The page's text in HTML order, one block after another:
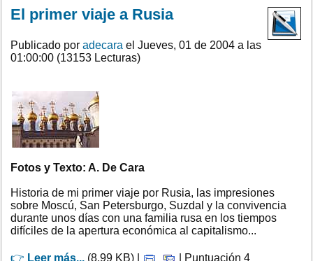
El primer viaje a Rusia
Publicado por adecara el Jueves, 01 de 2004 a las
01:00:00 (13153 Lecturas)
Fotos y Texto: A. De Cara
Historia de mi primer viaje por Rusia, las impresiones
sobre Moscú, San Petersburgo, Suzdal y la convivencia
durante unos días con una familia rusa en los tiempos
difíciles de la apertura económica al capitalismo...
👉 Leer más... (8.99 KB) | | Puntuación 4